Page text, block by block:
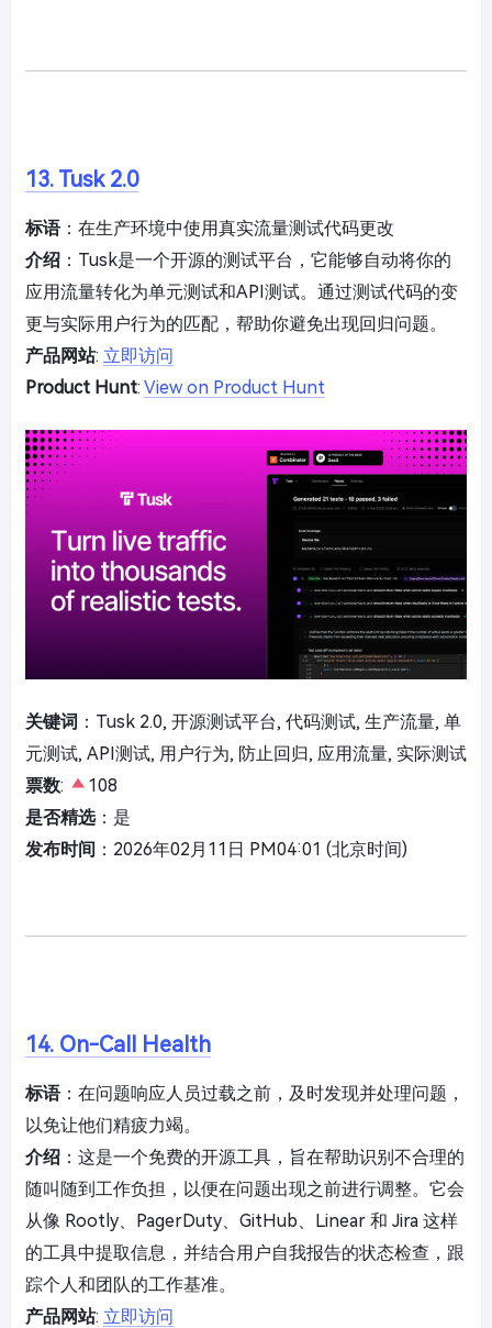
13. Tusk 2.0
标语：在生产环境中使用真实流量测试代码更改
介绍 ：Tusk是一个开源的测试平台，它能够自动将你的
应用流量转化为单元测试和API测试。通过测试代码的变
更与实际用户行为的匹配，帮助你避免出现回归问题。
产品网站: 立即访问
Product Hunt: View on Product Hunt
关键词 ：Tusk 2.0, 开源测试平台, 代码测试, 生产流量, 单
元测试, API测试, 用户行为, 防止回归, 应用流量, 实际测试
票数:
108
是否精选：是
发布时间 ：2026年02月11日 PM04:01 (北京时间)
14. On-Call Health
标语：在问题响应人员过载之前，及时发现并处理问题，
以免让他们精疲力竭。
介绍 ：这是一个免费的开源工具，旨在帮助识别不合理的
随叫随到工作负担，以便在问题出现之前进行调整。它会
从像 Rootly、PagerDuty、GitHub、Linear 和 Jira 这样
的工具中提取信息，并结合用户自我报告的状态检查，跟
踪个人和团队的工作基准。
产品网站: 立即访问